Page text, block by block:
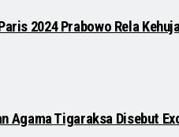
2024 Prabowo Rela
Agama Tigaraksa Disebut